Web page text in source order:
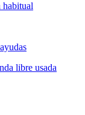
libre usada